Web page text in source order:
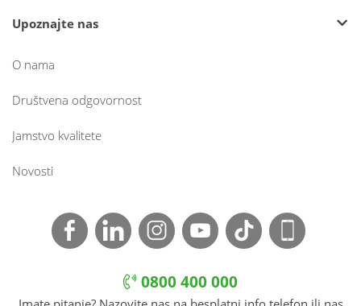
Upoznajte nas
O nama
Društvena odgovornost
Jamstvo kvalitete
Novosti
0800 400 000